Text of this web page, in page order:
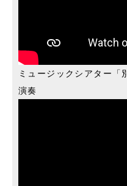
ミュージックシアター「
演奏